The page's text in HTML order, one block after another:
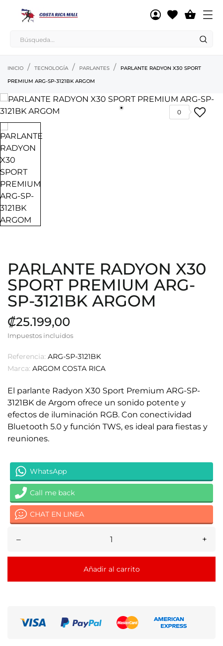

INICIO TECNOLOGÍA PARLANTES
PARLANTE RADYON X30 SPORT
PREMIUM ARG-SP-3121BK ARGOM
0
PARLANTE RADYON X30
SPORT PREMIUM ARG-
SP-3121BK ARGOM
₡25.199,00
Impuestos incluidos
Referencia: ARG-SP-3121BK
Marca: ARGOM COSTA RICA
El parlante Radyon X30 Sport Premium ARG-SP-
3121BK de Argom ofrece un sonido potente y
efectos de iluminación RGB. Con conectividad
Bluetooth 5.0 y función TWS, es ideal para fiestas y
reuniones.
WhatsApp
Call me back
CHAT EN LINEA
– +
Añadir al carrito